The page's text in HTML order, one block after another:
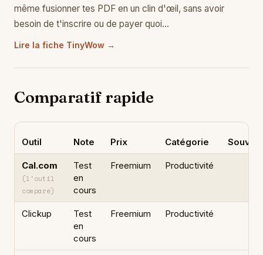
même fusionner tes PDF en un clin d'œil, sans avoir
besoin de t'inscrire ou de payer quoi…
Lire la fiche TinyWow →
Comparatif rapide
Outil Note Prix Catégorie
Cal.com
(l'outil
comparé)
Test
en
cours
Freemium Productivité
Clickup
Test
en
cours
Freemium Productivité